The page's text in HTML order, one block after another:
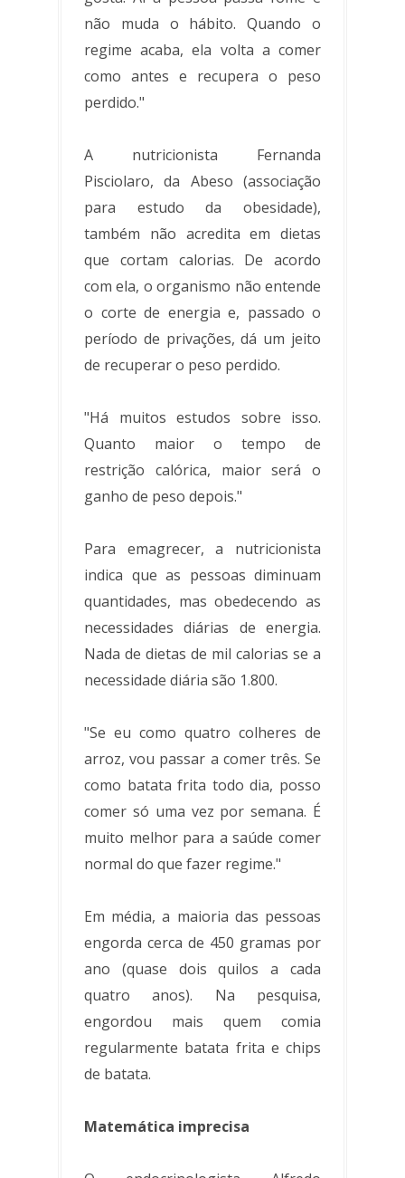
não muda o hábito. Quando o
regime acaba, ela volta a comer
como antes e recupera o peso
perdido."
A nutricionista Fernanda
Pisciolaro, da Abeso (associação
para estudo da obesidade),
também não acredita em dietas
que cortam calorias. De acordo
com ela, o organismo não entende
o corte de energia e, passado o
período de privações, dá um jeito
de recuperar o peso perdido.
"Há muitos estudos sobre isso.
Quanto maior o tempo de
restrição calórica, maior será o
ganho de peso depois."
Para emagrecer, a nutricionista
indica que as pessoas diminuam
quantidades, mas obedecendo as
necessidades diárias de energia.
Nada de dietas de mil calorias se a
necessidade diária são 1.800.
"Se eu como quatro colheres de
arroz, vou passar a comer três. Se
como batata frita todo dia, posso
comer só uma vez por semana. É
muito melhor para a saúde comer
normal do que fazer regime."
Em média, a maioria das pessoas
engorda cerca de 450 gramas por
ano (quase dois quilos a cada
quatro anos). Na pesquisa,
engordou mais quem comia
regularmente batata frita e chips
de batata.
Matemática imprecisa